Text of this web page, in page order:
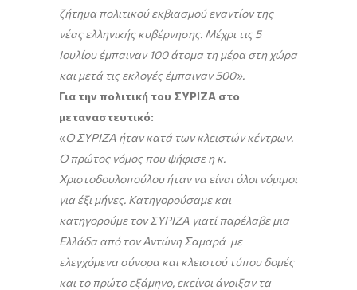
ζήτημα πολιτικού εκβιασμού εναντίον της
νέας ελληνικής κυβέρνησης. Μέχρι τις 5
Ιουλίου έμπαιναν 100 άτομα τη μέρα στη χώρα
και μετά τις εκλογές έμπαιναν 500».
Για την πολιτική του ΣΥΡΙΖΑ στο
μεταναστευτικό:
«Ο ΣΥΡΙΖΑ ήταν κατά των κλειστών κέντρων.
Ο πρώτος νόμος που ψήφισε η κ.
Χριστοδουλοπούλου ήταν να είναι όλοι νόμιμοι
για έξι μήνες. Κατηγορούσαμε και
κατηγορούμε τον ΣΥΡΙΖΑ γιατί παρέλαβε μια
Ελλάδα από τον Αντώνη Σαμαρά με
ελεγχόμενα σύνορα και κλειστού τύπου δομές
και το πρώτο εξάμηνο, εκείνοι άνοιξαν τα